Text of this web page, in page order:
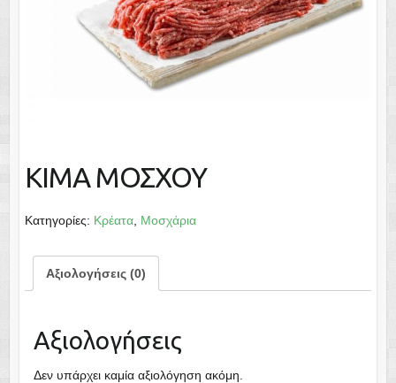
ΚΙΜΑ ΜΟΣΧΟΥ
Κατηγορίες: Κρέατα, Μοσχάρια
Αξιολογήσεις (0)
Αξιολογήσεις
Δεν υπάρχει καμία αξιολόγηση ακόμη.